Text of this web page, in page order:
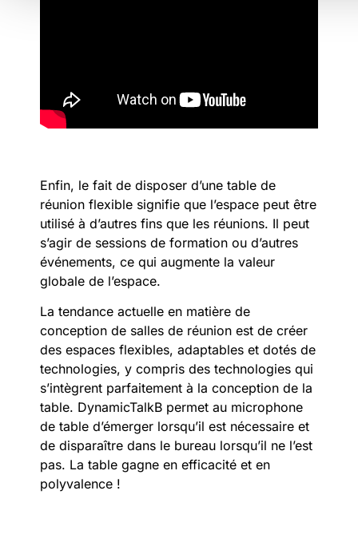
Enfin, le fait de disposer d’une table de
réunion flexible signifie que l’espace peut être
utilisé à d’autres fins que les réunions. Il peut
s’agir de sessions de formation ou d’autres
événements, ce qui augmente la valeur
globale de l’espace.
La tendance actuelle en matière de
conception de salles de réunion est de créer
des espaces flexibles, adaptables et dotés de
technologies, y compris des technologies qui
s’intègrent parfaitement à la conception de la
table. DynamicTalkB permet au microphone
de table d’émerger lorsqu’il est nécessaire et
de disparaître dans le bureau lorsqu’il ne l’est
pas. La table gagne en efficacité et en
polyvalence !